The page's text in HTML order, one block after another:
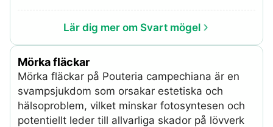
Lär dig mer om Svart mögel
Mörka fläckar
Mörka fläckar på Pouteria campechiana är en
svampsjukdom som orsakar estetiska och
hälsoproblem, vilket minskar fotosyntesen och
potentiellt leder till allvarliga skador på lövverk